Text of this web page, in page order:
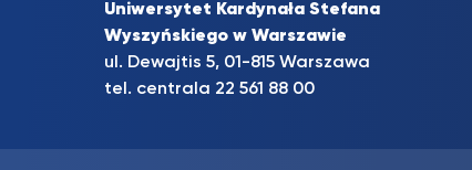
Uniwersytet Kardynała Stefana
Wyszyńskiego w Warszawie
ul. Dewajtis 5, 01-815 Warszawa
tel. centrala 22 561 88 00